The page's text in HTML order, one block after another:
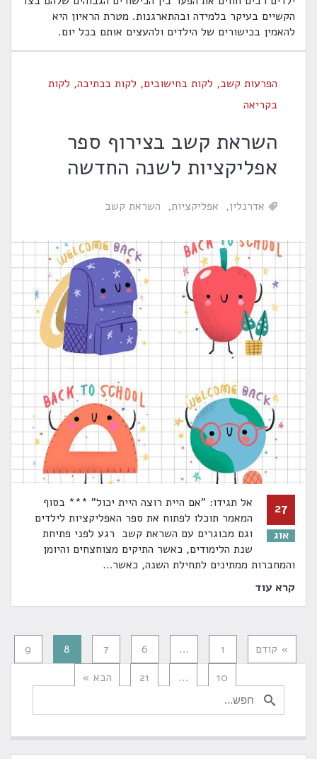
הקשיים בעיקר בלמידה ובהתארגנות. מטרת הראיון היא
להאמין בכישורים של הילדים ולהעצים אותם בכל יום.
הפרעות קשב, לקות בחישובים, לקות בכתיבה, לקות
בקריאה
השראת קשב בצירוף ספר
אפליקציות לשנה החדשה
אדרנלין אפליקציות השראת קשב
27
אוג
אל תגידו: "אם היית רוצה היית יכול" *** בסוף
המאמר תוכלו לפתוח את ספר האפליקציות לילדים
וגם מבוגרים עם השראת קשב רגע לפני פתיחת
שנת הלימודים, כאשר התיקים מצוחצחים והיומן
והמחברות ממתינים לתחילת השנה, כאשר…
קרא עוד
» קודם 1
…
6
7
8
9
10
…
21 הבא »